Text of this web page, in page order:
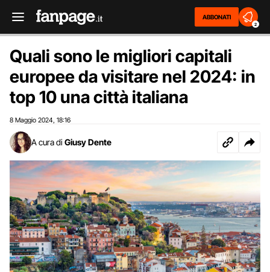
ABBONATI
2
Quali sono le migliori capitali
europee da visitare nel 2024: in
top 10 una città italiana
8 Maggio 2024 18:16
A cura di Giusy Dente